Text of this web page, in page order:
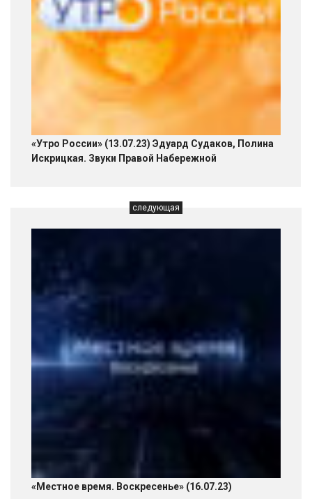
«Утро России» (13.07.23) Эдуард Судаков, Полина
Искрицкая. Звуки Правой Набережной
следующая
«Местное время. Воскресенье» (16.07.23)